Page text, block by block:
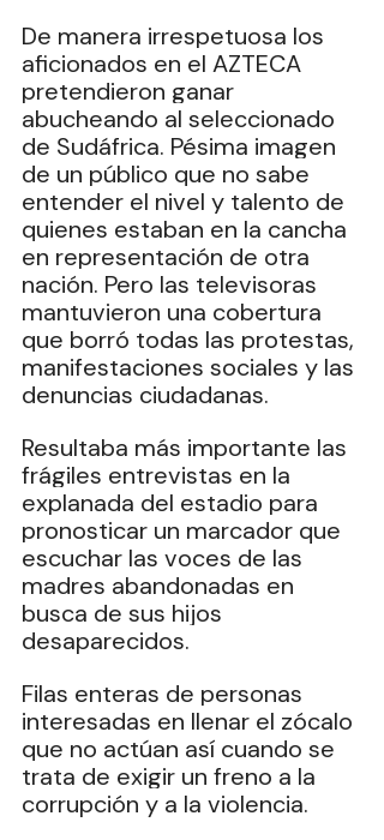
De manera irrespetuosa los
aficionados en el AZTECA
pretendieron ganar
abucheando al seleccionado
de Sudáfrica. Pésima imagen
de un público que no sabe
entender el nivel y talento de
quienes estaban en la cancha
en representación de otra
nación. Pero las televisoras
mantuvieron una cobertura
que borró todas las protestas,
manifestaciones sociales y las
denuncias ciudadanas.
Resultaba más importante las
frágiles entrevistas en la
explanada del estadio para
pronosticar un marcador que
escuchar las voces de las
madres abandonadas en
busca de sus hijos
desaparecidos.
Filas enteras de personas
interesadas en llenar el zócalo
que no actúan así cuando se
trata de exigir un freno a la
corrupción y a la violencia.